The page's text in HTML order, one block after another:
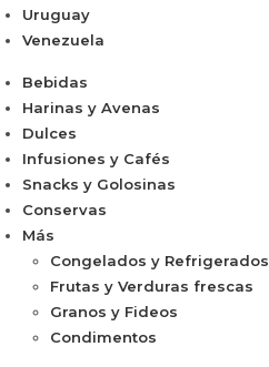
Uruguay
Venezuela
Bebidas
Harinas y Avenas
Dulces
Infusiones y Cafés
Snacks y Golosinas
Conservas
Más
Congelados y Refrigerados
Frutas y Verduras frescas
Granos y Fideos
Condimentos